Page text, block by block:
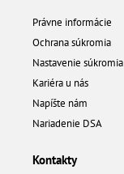
Právne informácie
Ochrana súkromia
Nastavenie súkromia
Kariéra u nás
Napíšte nám
Nariadenie DSA
Kontakty